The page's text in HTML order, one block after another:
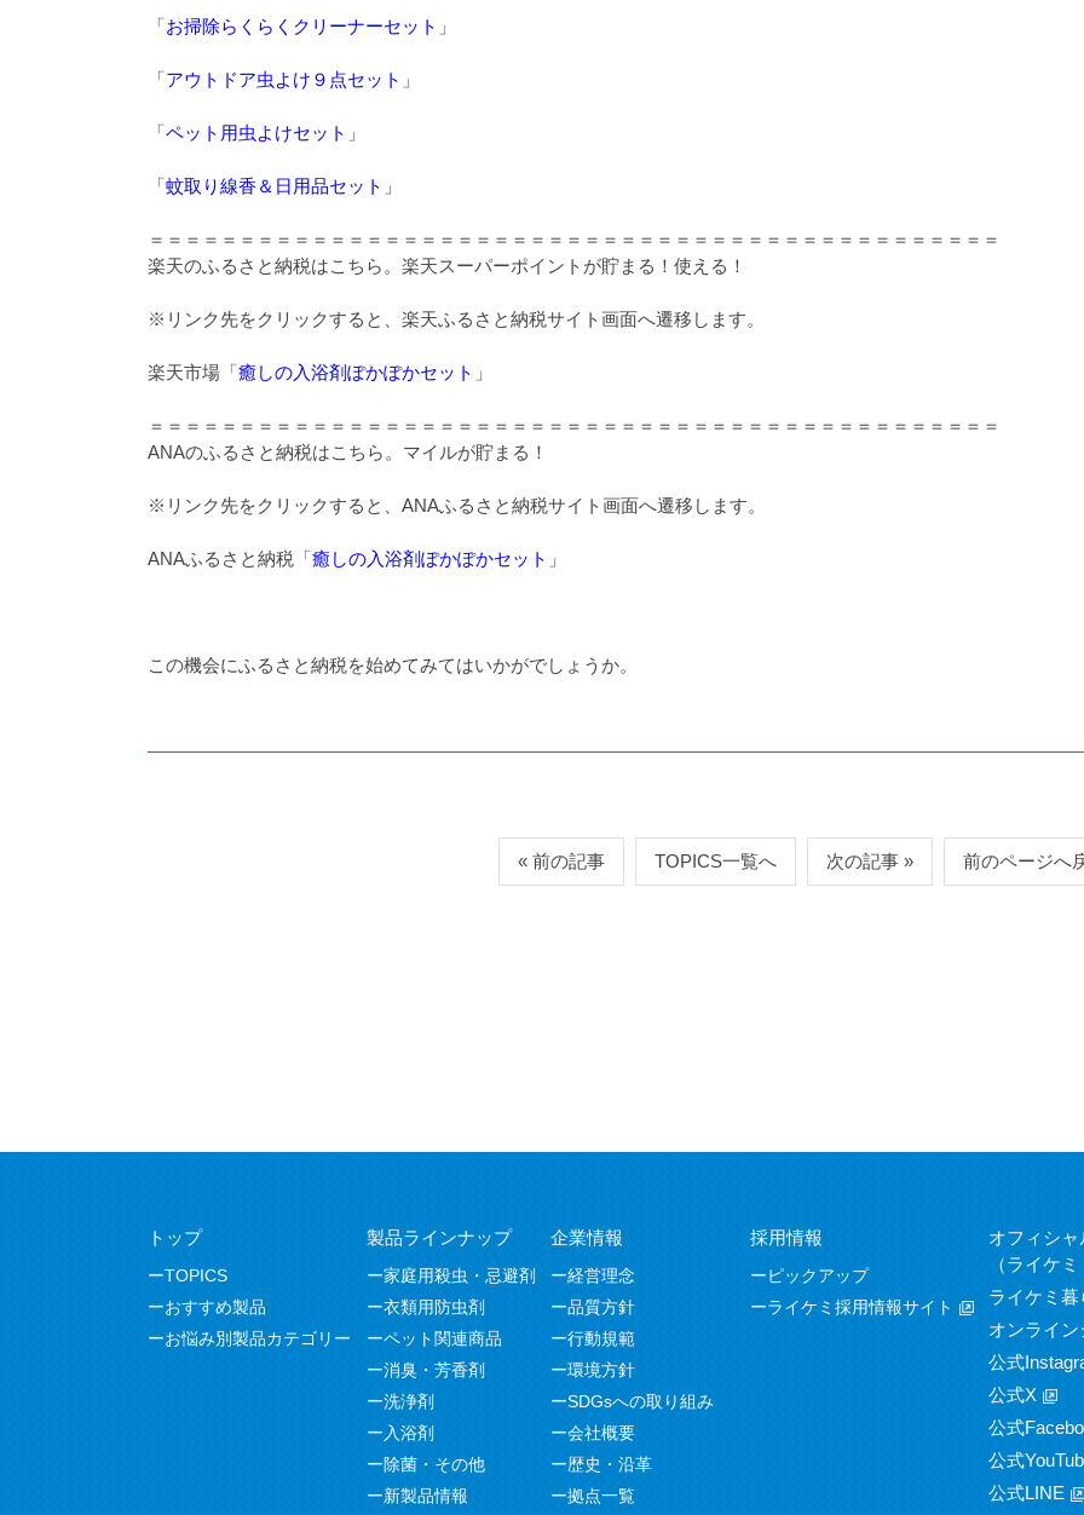
「お掃除らくらくクリーナーセット 」
「アウトドア虫よけ９点セット 」
「ペット用虫よけセット 」
「蚊取り線香＆日用品セット 」
＝＝＝＝＝＝＝＝＝＝＝＝＝＝＝＝＝＝＝＝＝＝＝＝＝＝＝＝＝＝＝＝＝＝＝＝＝＝＝＝＝＝＝＝＝＝＝
楽天のふるさと納税はこちら。楽天スーパーポイントが貯まる！使える！
※リンク先をクリックすると、楽天ふるさと納税サイト画面へ遷移します。
楽天市場「癒しの入浴剤ぽかぽかセット 」
＝＝＝＝＝＝＝＝＝＝＝＝＝＝＝＝＝＝＝＝＝＝＝＝＝＝＝＝＝＝＝＝＝＝＝＝＝＝＝＝＝＝＝＝＝＝＝
ANAのふるさと納税はこちら。マイルが貯まる！
※リンク先をクリックすると、ANAふるさと納税サイト画面へ遷移します。
ANAふるさと納税「癒しの入浴剤ぽかぽかセット 」
この機会にふるさと納税を始めてみてはいかがでしょうか。
« 前の記事 TOPICS一覧へ 次の記事 » 前のページへ
トップ
TOPICS
おすすめ製品
お悩み別製品カテゴリー
製品ラインナップ
家庭用殺虫・忌避剤
衣類用防虫剤
ペット関連商品
消臭・芳香剤
洗浄剤
入浴剤
除菌・その他
新製品情報
企業情報
経営理念
品質方針
行動規範
環境方針
SDGsへの取り組み
会社概要
歴史・沿革
拠点一覧
採用情報
ピックアップ
ライケミ採用情報サイト
オフィシ
（ライケ
ライケミ
オンライ
公式
公式X
公式
公式
公式LINE